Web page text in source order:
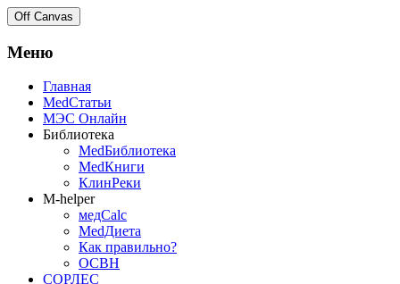
Off Canvas
Меню
Главная
MedСтатьи
МЭС Онлайн
Библиотека
MedБиблиотека
MedКниги
КлинРеки
M-helper
медCalc
MedДиета
Как правильно?
ОСВН
СОРЛЕС